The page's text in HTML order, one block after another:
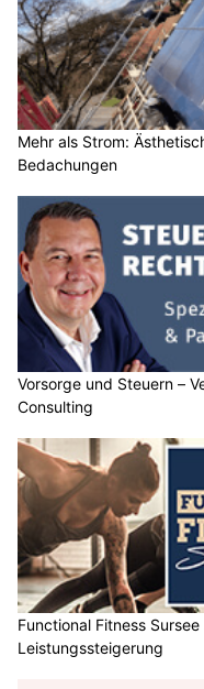
Mehr als Strom:
Bedachungen
Vorsorge und Steuern –
Consulting
Functional Fitness
Leistungssteigerung